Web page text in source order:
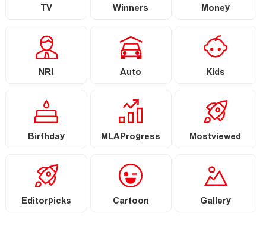
TV Winners Money
NRI Auto Kids
Birthday MLAProgress Mostviewed
Editorpicks Cartoon Gallery